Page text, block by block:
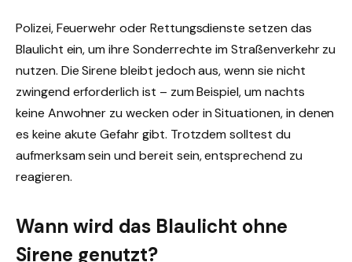
Polizei, Feuerwehr oder Rettungsdienste setzen das
Blaulicht ein, um ihre Sonderrechte im Straßenverkehr zu
nutzen. Die Sirene bleibt jedoch aus, wenn sie nicht
zwingend erforderlich ist – zum Beispiel, um nachts
keine Anwohner zu wecken oder in Situationen, in denen
es keine akute Gefahr gibt. Trotzdem solltest du
aufmerksam sein und bereit sein, entsprechend zu
reagieren.
Wann wird das Blaulicht ohne
Sirene genutzt?